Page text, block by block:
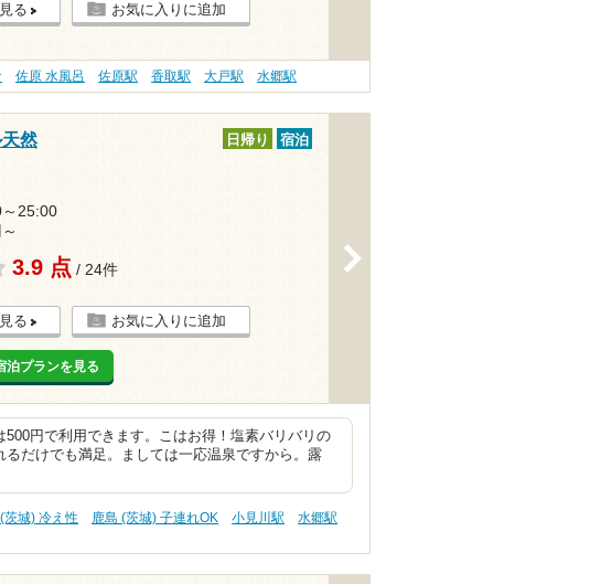
る お気に入りに追加
佐原 水風呂 佐原駅 香取駅 大戸駅 水郷駅
然
日帰り 宿泊
25:00
3.9 点 / 24件
る お気に入りに追加
泊プランを見る
円で利用できます。こはお得！塩素バリバリの
だけでも満足。ましては一応温泉ですから。露
茨城) 冷え性 鹿島 (茨城) 子連れOK 小見川駅
水郷駅